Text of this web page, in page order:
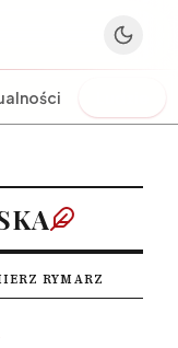
RYMARZ